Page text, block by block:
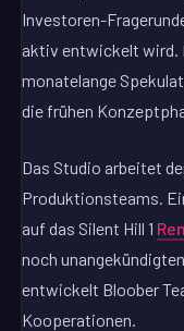
Investoren-
aktiv entwickelt wird.
monatelange
die frühen
Das Studio arbeitet
Produktionsteams.
auf das Silent Hill 1
noch
entwickelt Bloober
Kooperationen.